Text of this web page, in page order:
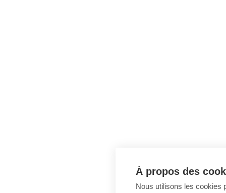
À propos des
Nous utilisons les cookies